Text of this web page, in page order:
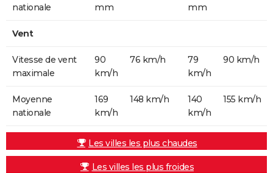
nationale
mm
mm
Vent
Vitesse de vent
maximale
90
km/h
76 km/h
79
km/h
90 km/h
Moyenne
nationale
169
km/h
148 km/h
140
km/h
155 km/h
Les villes les plus chaudes
Les villes les plus froides